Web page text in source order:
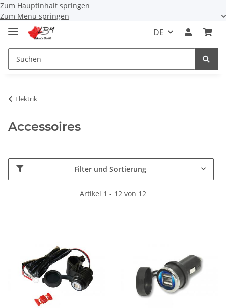
Zum Hauptinhalt springen
Zum Menü springen
DE
Elektrik
Accessoires
Filter und Sortierung
Artikel 1 - 12 von 12